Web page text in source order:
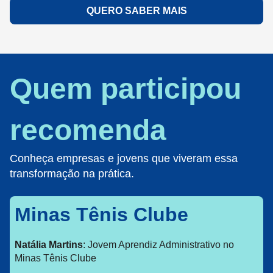
QUERO SABER MAIS
Quem participou
recomenda
Conheça empresas e jovens que viveram essa
transformação na prática.
Minas Tênis Clube
Natália Martins: Jovem Aprendiz Administrativo no
Minas Tênis Clube